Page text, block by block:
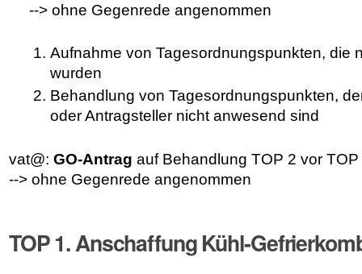
--> ohne Gegenrede angenommen
Aufnahme von Tagesordnungspunkten, die
wurden
Behandlung von Tagesordnungspunkten,
oder Antragsteller nicht anwesend sind
vat@: GO-Antrag auf Behandlung TOP 2 vor TOP
--> ohne Gegenrede angenommen
TOP 1. Anschaffung Kühl-